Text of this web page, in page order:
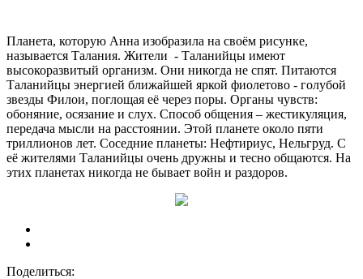
Планета, которую Анна изобразила на своём рисунке,
называется Талания. Жители - Таланийцы имеют
высокоразвитый организм. Они никогда не спят. Питаются
Таланийцы энергией ближайшей яркой фиолетово - голубой
звезды Филои, поглощая её через поры. Органы чувств:
обоняние, осязание и слух. Способ общения – жестикуляция,
передача мысли на расстоянии. Этой планете около пяти
триллионов лет. Соседние планеты: Нефтириус, Нельгруд. С
её жителями Таланийцы очень дружны и тесно общаются. На
этих планетах никогда не бывает войн и раздоров.
Поделиться: